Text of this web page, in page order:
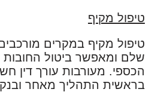
טיפול מקיף
טיפול מקיף במקרים מורכבים
שלם ומאפשר ביטול החובות
הכספי. מעורבות עורך דין
בראשית התהליך מאחר